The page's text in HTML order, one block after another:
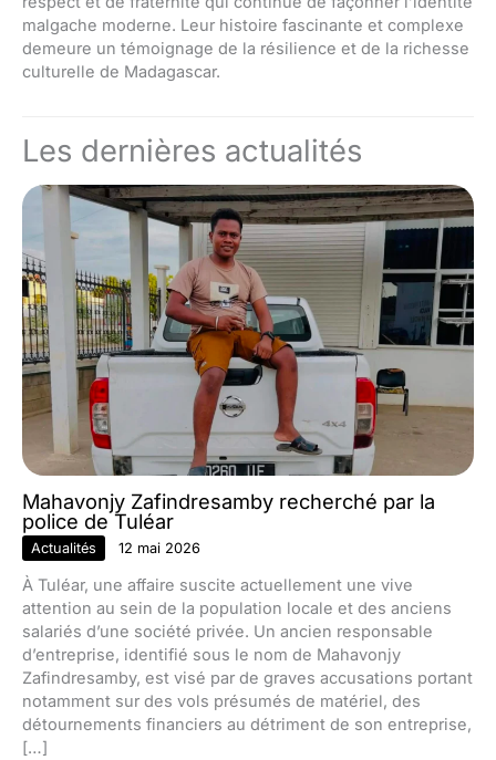
malgache moderne. Leur histoire fascinante et complexe
demeure un témoignage de la résilience et de la richesse
culturelle de Madagascar.
Les dernières actualités
Mahavonjy Zafindresamby recherché par la
police de Tuléar
Actualités 12 mai 2026
À Tuléar, une affaire suscite actuellement une vive
attention au sein de la population locale et des anciens
salariés d’une société privée. Un ancien responsable
d’entreprise, identifié sous le nom de Mahavonjy
Zafindresamby, est visé par de graves accusations portant
notamment sur des vols présumés de matériel, des
détournements financiers au détriment de son entreprise,
[…]